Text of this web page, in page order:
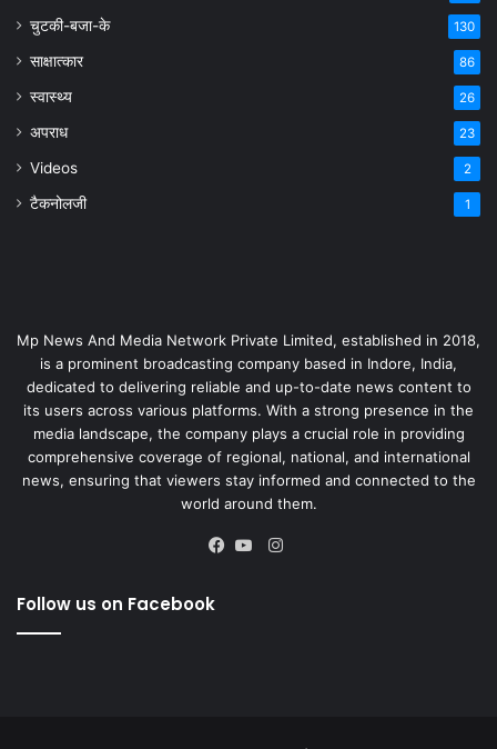
चुटकी-बजा-के 130
साक्षात्कार 86
स्वास्थ्य 26
अपराध 23
Videos 2
टैकनोलजी 1
Mp News And Media Network Private Limited, established in 2018,
is a prominent broadcasting company based in Indore, India,
dedicated to delivering reliable and up-to-date news content to
its users across various platforms. With a strong presence in the
media landscape, the company plays a crucial role in providing
comprehensive coverage of regional, national, and international
news, ensuring that viewers stay informed and connected to the
world around them.
Instagram
Follow us on Facebook